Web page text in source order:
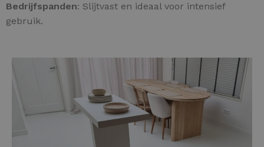
Bedrijfspanden: Slijtvast en ideaal voor intensief
gebruik.